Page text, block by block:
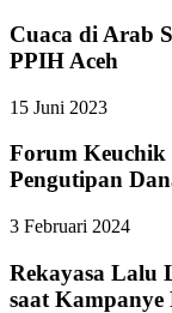
Cuaca di Arab
PPIH Aceh
15 Juni 2023
Forum Keuchik
Pengutipan
3 Februari 2024
Rekayasa Lalu
saat